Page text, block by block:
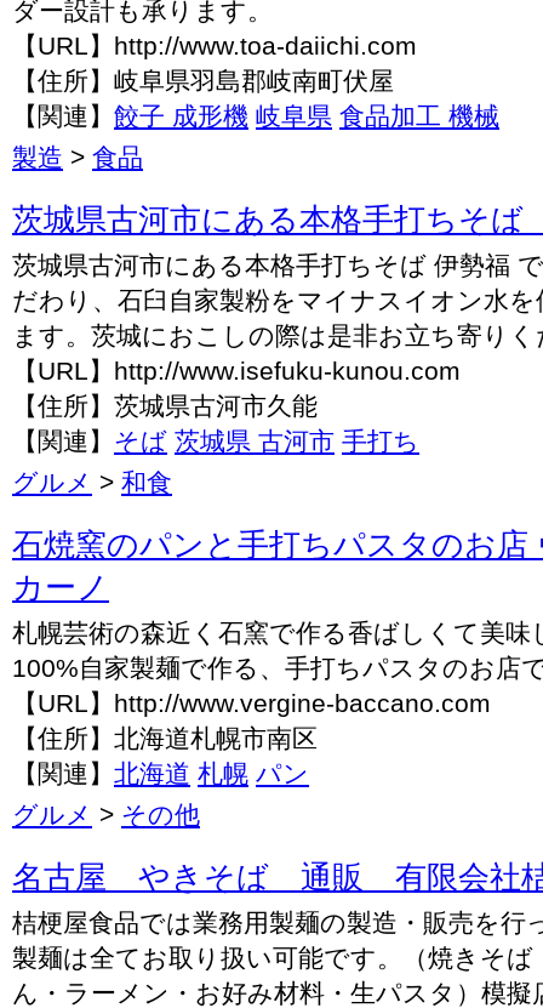
ダー設計も承ります。
【URL】http://www.toa-daiichi.com
【住所】岐阜県羽島郡岐南町伏屋
【関連】 餃子 成形機 岐阜県 食品加工 機械
製造 > 食品
茨城県古河市にある本格手打ちそば
茨城県古河市にある本格手打ちそば 伊勢福
だわり、石臼自家製粉をマイナスイオン水
ます。茨城におこしの際は是非お立ち寄り
【URL】http://www.isefuku-kunou.com
【住所】茨城県古河市久能
【関連】 そば 茨城県 古河市 手打ち
グルメ > 和食
石焼窯のパンと手打ちパスタのお店
カーノ
札幌芸術の森近く石窯で作る香ばしくて美味
100%自家製麺で作る、手打ちパスタのお店
【URL】http://www.vergine-baccano.com
【住所】北海道札幌市南区
【関連】 北海道 札幌 パン
グルメ > その他
名古屋 やきそば 通販 有限会社
桔梗屋食品では業務用製麺の製造・販売を行
製麺は全てお取り扱い可能です。（焼きそ
ん・ラーメン・お好み材料・生パスタ）模擬